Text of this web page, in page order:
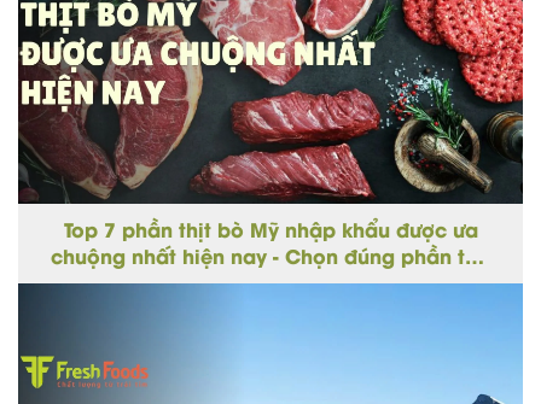
Top 7 phần thịt bò Mỹ nhập khẩu được ưa
chuộng nhất hiện nay - Chọn đúng phần thịt
cho từng món ngon